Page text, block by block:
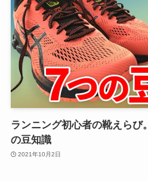
ランニング初心者の靴えらび
の豆知識
2021年10月2日